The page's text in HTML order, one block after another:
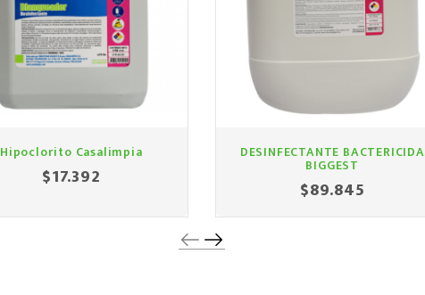
Hipoclorito Casalimpia
$17.392
DESINFECTANTE BACTERICIDA
BIGGEST
$89.845